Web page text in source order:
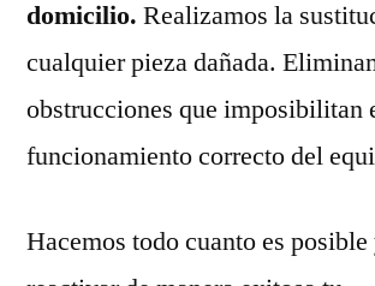
domicilio. Realizamos la
cualquier pieza dañada.
obstrucciones que imposibilitan
funcionamiento correcto del
Hacemos todo cuanto es posible